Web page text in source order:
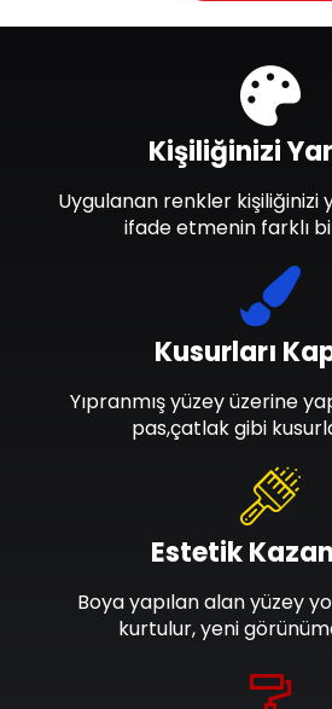
Estetik
Boya yapılan alan yüzey
kurtulur, yeni
Kusurları
Yıpranmış yüzey üzerine
pas,çatlak gibi
Kişiliğinizi
Uygulanan renkler kişiliğinizi
ifade etmenin farklı